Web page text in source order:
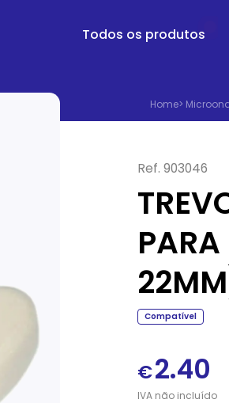
Todos os produtos
Home>
Ref. 903046
Compatível
€2.40
IVAnãoincluído